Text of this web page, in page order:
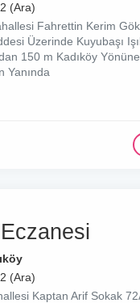
(Ara)
Fahrettin Kerim
Üzerinde Kuyubaşı
150 m Kadıköy
Yanında
(Ara)
Kaptan Arif Sokak